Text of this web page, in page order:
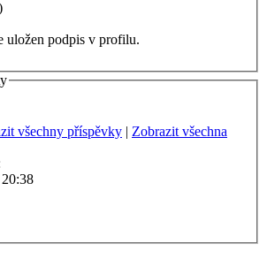
uložen podpis v profilu.
všechny příspěvky | Zobrazit všechna